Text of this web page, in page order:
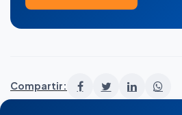
Compartir: